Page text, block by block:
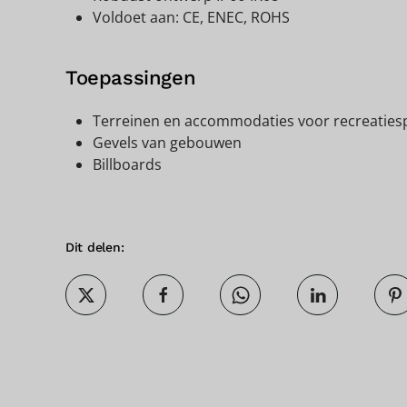
Voldoet aan: CE, ENEC, ROHS
Toepassingen
Terreinen en accommodaties voor
Gevels van gebouwen
Billboards
Dit delen: